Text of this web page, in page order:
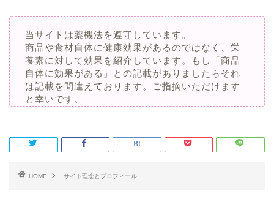
当サイトは薬機法を遵守しています。
商品や食材自体に健康効果があるのではなく、栄
養素に対して効果を紹介しています。もし「商品
自体に効果がある」との記載がありましたらそれ
は記載を間違えております。ご指摘いただけます
と幸いです。
HOME サイト理念とプロフィール